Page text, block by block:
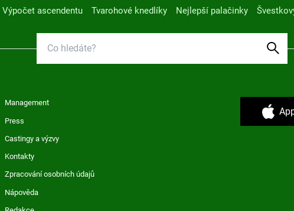
Výpočet ascendentu
Tvarohové knedlíky Nejlepší palačinky
Management
Press
Castingy a výzvy
Kontakty
Zpracování osobních údajů
Nápověda